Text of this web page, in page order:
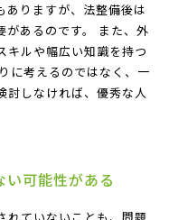
ありますが、法整備後は
があるのです。 また、外
キルや幅広い知識を持つ
に考えるのではなく、一
討しなければ、優秀な人
可能性がある